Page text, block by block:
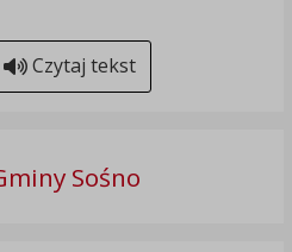
Czytaj tekst
Sośno